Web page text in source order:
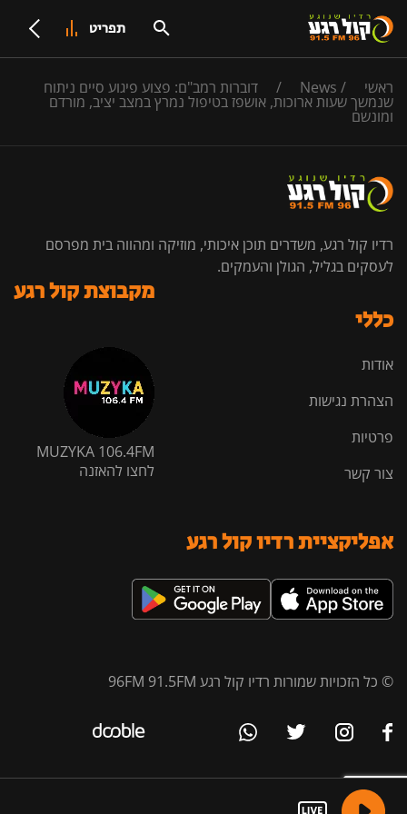
תפריט
ראשי /
News
/ ‏דוברות רמב"ם: פצוע פיגוע סיים ניתוח
שנמשך שעות ארוכות, אושפז בטיפול נמרץ במצב יציב, מורדם
ומונשם
רדיו קול רגע, משדרים תוכן איכותי, מוזיקה ומהווה בית מפרסם
לעסקים בגליל, הגולן והעמקים.
כללי
אודות
הצהרת נגישות
פרטיות
צור קשר
מקבוצת קול רגע
MUZYKA 106.4FM
לחצו להאזנה
אפליקציית רדיו קול רגע
© כל הזכויות שמורות רדיו קול רגע 96FM 91.5FM